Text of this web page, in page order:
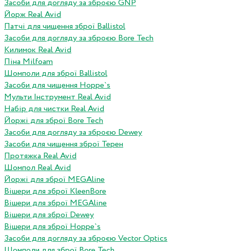
Засоби для догляду за зброєю GNP
Йорж Real Avid
Патчі для чищення зброї Ballistol
Засоби для догляду за зброєю Bore Tech
Килимок Real Avid
Піна Milfoam
Шомполи для зброї Ballistol
Засоби для чищення Hoppe`s
Мульти Інструмент Real Avid
Набір для чистки Real Avid
Йоржі для зброї Bore Tech
Засоби для догляду за зброєю Dewey
Засоби для чищення зброї Терен
Протяжка Real Avid
Шомпол Real Avid
Йоржі для зброї MEGAline
Вішери для зброї KleenBore
Вішери для зброї MEGAline
Вішери для зброї Dewey
Вішери для зброї Hoppe`s
Засоби для догляду за зброєю Vector Optics